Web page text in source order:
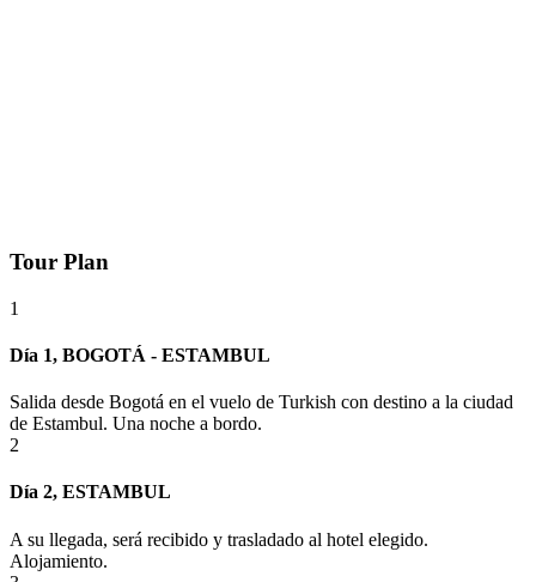
Tour Plan
1
Día 1, BOGOTÁ - ESTAMBUL
Salida desde Bogotá en el vuelo de Turkish con destino a la ciudad
de Estambul. Una noche a bordo.
2
Día 2, ESTAMBUL
A su llegada, será recibido y trasladado al hotel elegido.
Alojamiento.